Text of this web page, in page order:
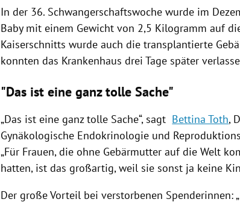
In der 36. Schwangerschaftswoche wurde im
Baby mit einem Gewicht von 2,5 Kilogramm auf
Kaiserschnitts wurde auch die transplantierte
konnten das Krankenhaus drei Tage später
"Das ist eine ganz tolle Sache"
„Das ist eine ganz tolle Sache“, sagt Bettina Toth,
Gynäkologische Endokrinologie und
„Für Frauen, die ohne Gebärmutter auf die Welt
hatten, ist das großartig, weil sie sonst ja keine
Der große Vorteil bei verstorbenen Spenderinnen: